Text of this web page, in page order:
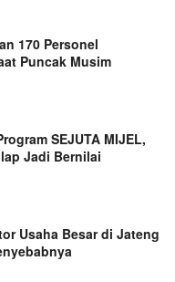
170 Personel
Puncak Musim
SEJUTA MIJEL,
Jadi Bernilai
Usaha Besar di Jateng